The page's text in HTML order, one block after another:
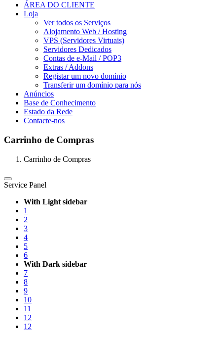
ÁREA DO CLIENTE
Loja
Ver todos os Serviços
Alojamento Web / Hosting
VPS (Servidores Virtuais)
Servidores Dedicados
Contas de e-Mail / POP3
Extras / Addons
Registar um novo domínio
Transferir um domínio para nós
Anúncios
Base de Conhecimento
Estado da Rede
Contacte-nos
Carrinho de Compras
Carrinho de Compras
Service Panel
With Light sidebar
1
2
3
4
5
6
With Dark sidebar
7
8
9
10
11
12
12